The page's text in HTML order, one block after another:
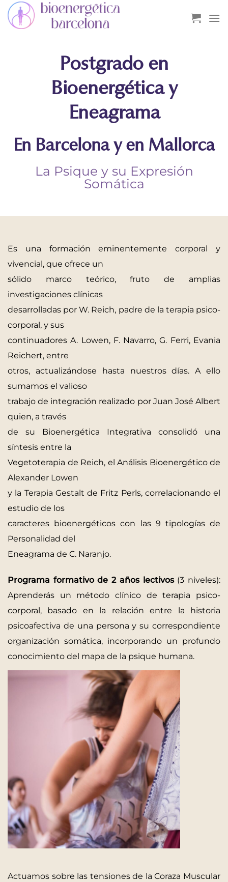
Saltar
contenido
Postgrado en
Bioenergética y
Eneagrama
En Barcelona y en Mallorca
La Psique y su Expresión
Somática
Es una formación eminentemente corporal y
vivencial, que ofrece un
sólido marco teórico, fruto de amplias
investigaciones clínicas
desarrolladas por W. Reich, padre de la terapia psico-
corporal, y sus
continuadores A. Lowen, F. Navarro, G. Ferri, Evania
Reichert, entre
otros, actualizándose hasta nuestros días. A ello
sumamos el valioso
trabajo de integración realizado por Juan José Albert
quien, a través
de su Bioenergética Integrativa consolidó una
síntesis entre la
Vegetoterapia de Reich, el Análisis Bioenergético de
Alexander Lowen
y la Terapia Gestalt de Fritz Perls, correlacionando el
estudio de los
caracteres bioenergéticos con las 9 tipologías de
Personalidad del
Eneagrama de C. Naranjo.
Programa formativo de 2 años lectivos(3 niveles):
Aprenderás un método clínico de terapia psico-
corporal, basado en la relación entre la historia
psicoafectiva de una persona y su correspondiente
organización somática, incorporando un profundo
conocimiento del mapa de la psique humana.
Actuamos sobre las tensiones de la Coraza Muscular